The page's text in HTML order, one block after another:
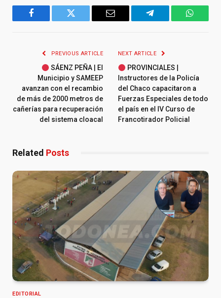
Facebook Twitter Email Telegram
PREVIOUS ARTICLE
SÁENZ PEÑA | El
Municipio y SAMEEP
avanzan con el recambio
de más de 2000 metros de
cañerías para recuperación
del sistema cloacal
NEXT ARTICLE
PROVINCIALES |
Instructores de la Policía
del Chaco capacitaron a
Fuerzas Especiales de todo
el país en el IV Curso de
Francotirador Policial
Related Posts
EDITORIAL